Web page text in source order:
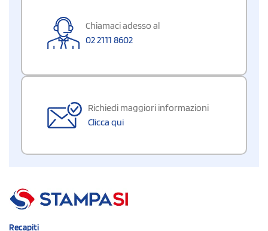
Chiamaci adesso al
02 2111 8602
Richiedi maggiori informazioni
Clicca qui
Recapiti